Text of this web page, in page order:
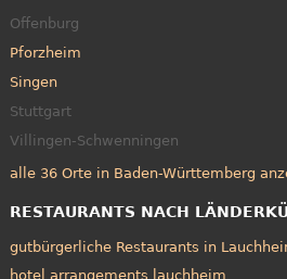
Offenburg
Pforzheim
Singen
Stuttgart
Villingen-Schwenningen
alle 36 Orte in Baden-Württemberg
RESTAURANTS NACH
gutbürgerliche Restaurants in
hotel arrangements lauchheim